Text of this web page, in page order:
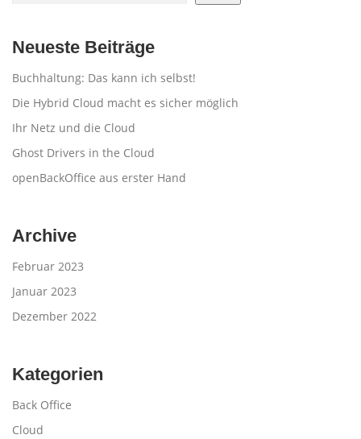
Neueste Beiträge
Buchhaltung: Das kann ich selbst!
Die Hybrid Cloud macht es sicher möglich
Ihr Netz und die Cloud
Ghost Drivers in the Cloud
openBackOffice aus erster Hand
Archive
Februar 2023
Januar 2023
Dezember 2022
Kategorien
Back Office
Cloud